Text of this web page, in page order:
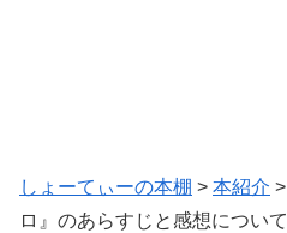
しょーてぃーの本棚 > 本紹介 >
ロ』のあらすじと感想について